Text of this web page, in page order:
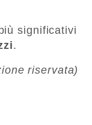
significativi
.
riservata)